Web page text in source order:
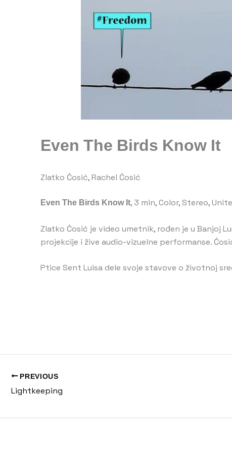
Even The Birds Know It
Zlatko Ćosić, Rachel Ćosić
Even The Birds Know It, 3 min, Color, Stereo,
Zlatko Ćosić je video umetnik, rođen je u Banjoj
projekcije i žive audio-vizuelne performanse.
Ptice Sent Luisa dele svoje stavove o životnoj
PREVIOUS
Lightkeeping